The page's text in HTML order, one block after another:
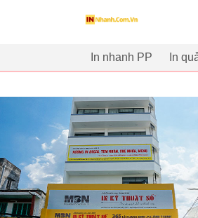
innhanh.com.vn
In nhanh PP In